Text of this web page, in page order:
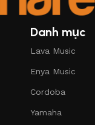
Danh mục
Lava Music
Enya Music
Cordoba
Yamaha